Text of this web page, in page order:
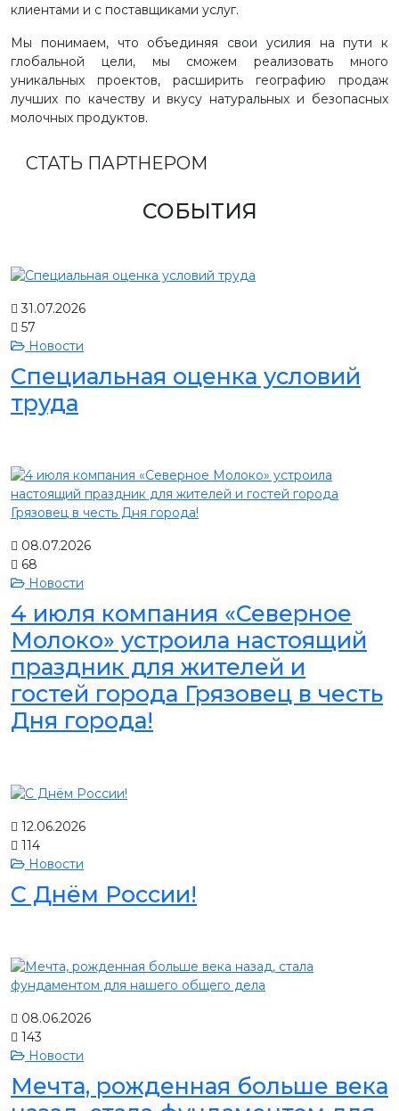
клиентами и с поставщиками услуг.
Мы понимаем, что объединяя свои усилия на пути к
глобальной цели, мы сможем реализовать много
уникальных проектов, расширить географию продаж
лучших по качеству и вкусу натуральных и безопасных
молочных продуктов.
СТАТЬ ПАРТНЕРОМ
СОБЫТИЯ
31.07.2026
57
Новости
Специальная оценка условий
труда
08.07.2026
68
Новости
4 июля компания «Северное
Молоко» устроила настоящий
праздник для жителей и
гостей города Грязовец в честь
Дня города!
12.06.2026
114
Новости
С Днём России!
08.06.2026
143
Новости
Мечта, рожденная больше века